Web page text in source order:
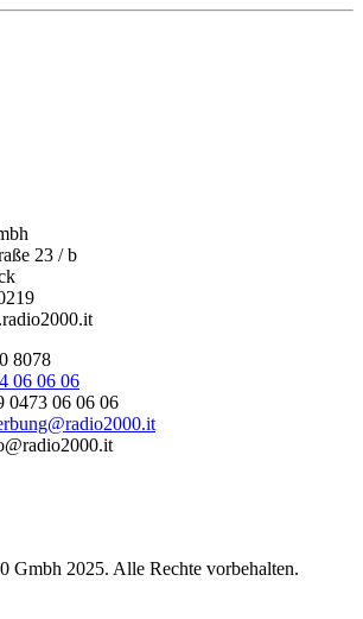
23 / b
8078
06 06 06
0473 06 06 06
Gmbh 2025. Alle Rechte vorbehalten.